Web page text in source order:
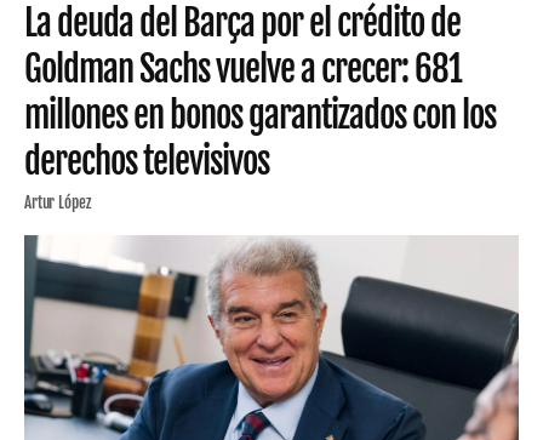
La deuda del Barça por el crédito de
Goldman Sachs vuelve a crecer: 681
millones en bonos garantizados con los
derechos televisivos
Artur López